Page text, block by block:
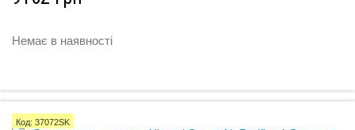
Немає в наявності
Код: 37072SK